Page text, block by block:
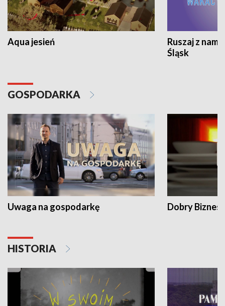
Aqua jesień
Ruszaj z
Śląsk
GOSPODARKA
Uwaga na gospodarkę Dobry Biznes
HISTORIA